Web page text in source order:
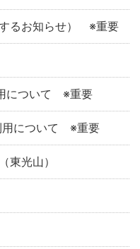
るお知らせ） ※重要
について ※重要
用について ※重要
光山）